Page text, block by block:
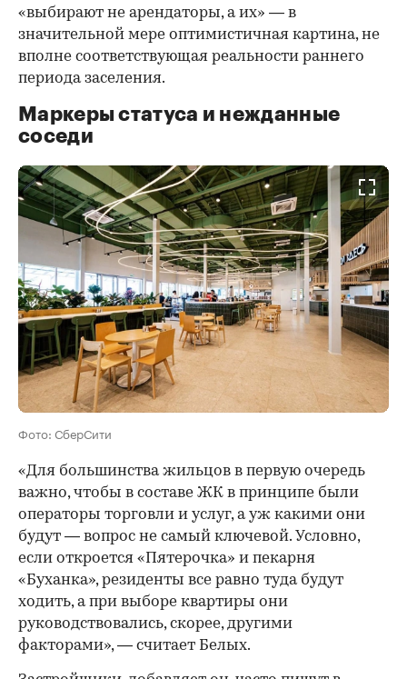
«выбирают не арендаторы, а их» — в
значительной мере оптимистичная картина, не
вполне соответствующая реальности раннего
периода заселения.
Маркеры статуса и нежданные
соседи
Фото: СберСити
«Для большинства жильцов в первую очередь
важно, чтобы в составе ЖК в принципе были
операторы торговли и услуг, а уж какими они
будут — вопрос не самый ключевой. Условно,
если откроется «Пятерочка» и пекарня
«Буханка», резиденты все равно туда будут
ходить, а при выборе квартиры они
руководствовались, скорее, другими
факторами», — считает Белых.